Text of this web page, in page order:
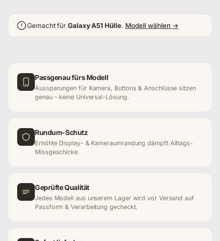
Gemacht fürGalaxy A51 Hülle. Modell wählen →
Passgenau fürs Modell
Aussparungen für Kamera, Buttons & Anschlüsse sitzen
genau – keine Universal-Lösung.
Rundum-Schutz
Erhöhte Display- & Kameraumrandung dämpft Alltags-
Missgeschicke.
Geprüfte Qualität
Jedes Modell aus unserem Lager wird vor Versand auf
Passform & Verarbeitung gecheckt.